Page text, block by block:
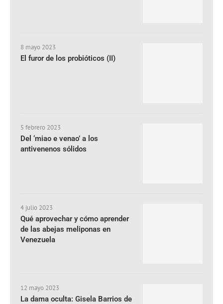
8 mayo 2023
El furor de los probióticos (II)
5 febrero 2023
Del ‘miao e venao’ a los
antivenenos sólidos
4 julio 2023
Qué aprovechar y cómo aprender
de las abejas meliponas en
Venezuela
12 mayo 2023
La dama oculta: Gisela Barrios de